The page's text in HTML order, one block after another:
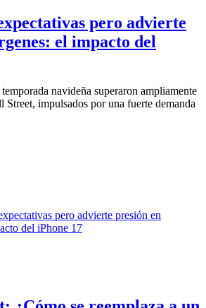
pero advierte
el impacto del
navideña superaron ampliamente
Street, impulsados por una fuerte demanda